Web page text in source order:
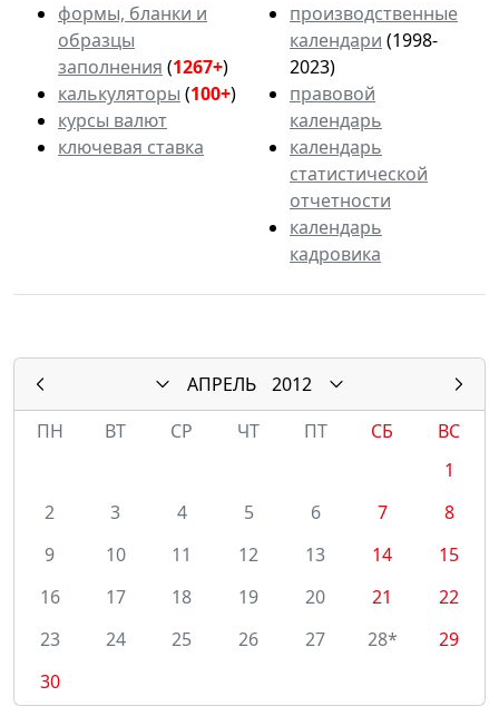
формы, бланки и
образцы
заполнения (1267+)
калькуляторы (100+)
курсы валют
ключевая ставка
производственные
календари (1998-
2023)
правовой
календарь
календарь
статистической
отчетности
календарь
кадровика
АПРЕЛЬ
2012
ПН
ВТ СР ЧТ ПТ СБ
ВС
1
2
3 4 5 6 7
8
9
10 11 12 13 14
15
16
17 18 19 20 21
22
23
24 25 26 27 28*
29
30